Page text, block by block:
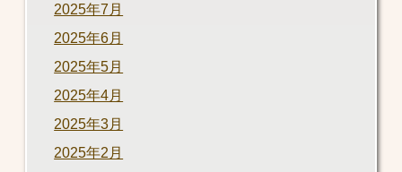
2025年7月
2025年6月
2025年5月
2025年4月
2025年3月
2025年2月